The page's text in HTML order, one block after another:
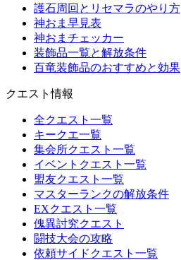
護石周回とリセマラのやり方
神おま早見表
神おまチェッカー
装飾品一覧と解放条件
百竜装飾品のおすすめと効果
クエスト情報
全クエスト一覧
キークエ一覧
集会所クエスト一覧
イベントクエスト一覧
盟友クエスト一覧
マスターランクの解放条件
EXクエスト一覧
傀異討究クエスト
闘技大会の攻略
依頼サイドクエスト一覧